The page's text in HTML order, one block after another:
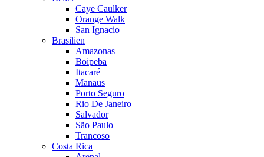
Caye Caulker
Orange Walk
San Ignacio
Brasilien
Amazonas
Boipeba
Itacaré
Manaus
Porto Seguro
Rio De Janeiro
Salvador
São Paulo
Trancoso
Costa Rica